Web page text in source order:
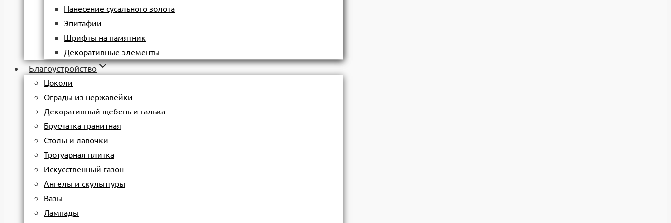
Нанесение сусального золота
Эпитафии
Шрифты на памятник
Декоративные элементы
Благоустройство
Цоколи
Ограды из нержавейки
Декоративный щебень и галька
Брусчатка гранитная
Столы и лавочки
Тротуарная плитка
Искусственный газон
Ангелы и скульптуры
Вазы
Лампады